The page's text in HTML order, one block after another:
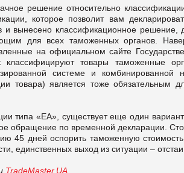
решение относительно
которое позволит вам
и вынесено классификационное решение,
для всех таможенных органов.
на официальном сайте
классифицируют товары таможенные
системе и комбинированной
товара) является тоже обязательным
типа «ЕА», существует еще один
обращение по временной декларации.
45 дней оспорить таможенную
единственных выход из ситуации –
TradeMaster.UA